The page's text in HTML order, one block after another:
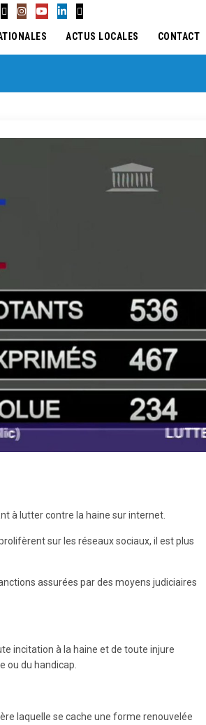
ACTUS LOCALES CONTACT
à lutter contre la haine sur internet.
sur les réseaux sociaux, il est plus
assurées par des moyens judiciaires
incitation à la haine et de toute injure
ou du handicap.
laquelle se cache une forme renouvelée